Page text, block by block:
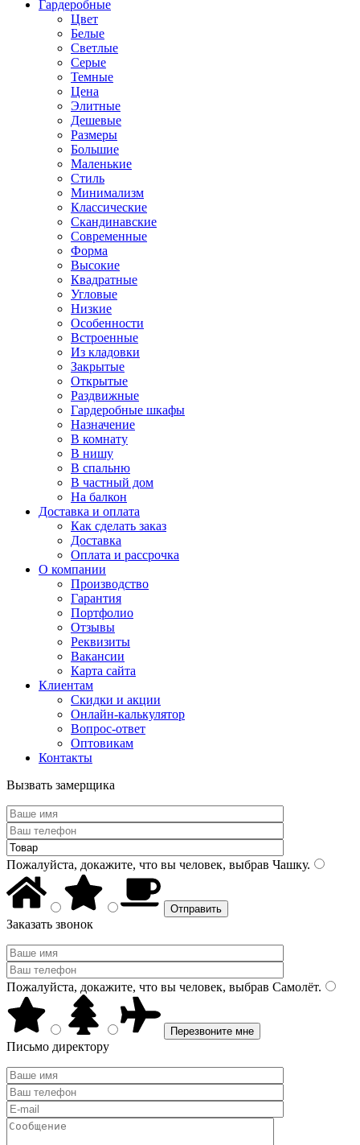
Гардеробные
Цвет
Белые
Светлые
Серые
Темные
Цена
Элитные
Дешевые
Размеры
Большие
Маленькие
Стиль
Минимализм
Классические
Скандинавские
Современные
Форма
Высокие
Квадратные
Угловые
Низкие
Особенности
Встроенные
Из кладовки
Закрытые
Открытые
Раздвижные
Гардеробные шкафы
Назначение
В комнату
В нишу
В спальню
В частный дом
На балкон
Доставка и оплата
Как сделать заказ
Доставка
Оплата и рассрочка
О компании
Производство
Гарантия
Портфолио
Отзывы
Реквизиты
Вакансии
Карта сайта
Клиентам
Скидки и акции
Онлайн-калькулятор
Вопрос-ответ
Оптовикам
Контакты
Вызвать замерщика
Пожалуйста, докажите, что вы человек, выбрав Чашку.
Заказать звонок
Пожалуйста, докажите, что вы человек, выбрав Самолёт.
Письмо директору